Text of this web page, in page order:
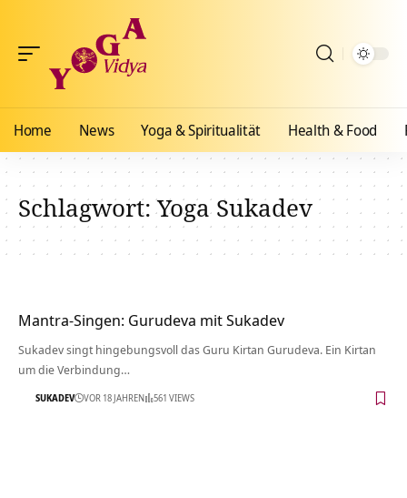
Home News Yoga & Spiritualität Health & Food
Schlagwort:Yoga Sukadev
Mantra-Singen: Gurudeva mit Sukadev
Sukadev singt hingebungsvoll das Guru Kirtan Gurudeva. Ein Kirtan
um die Verbindung…
SUKADEV VOR 18 JAHREN 561 VIEWS